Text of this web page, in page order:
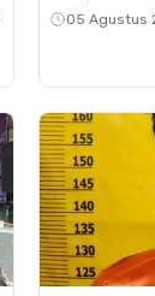
05 Agustus